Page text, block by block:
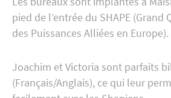
pied de l’entrée du SHAPE (Grand
des Puissances Alliées en Europe).
Joachim et Victoria sont parfaits
(Français/Anglais), ce qui leur